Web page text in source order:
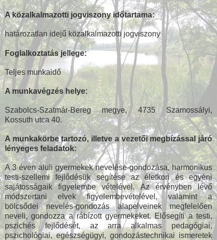
A közalkalmazotti jogviszony időtartama:
határozatlan idejű közalkalmazotti jogviszony
Foglalkoztatás jellege:
Teljes munkaidő
A munkavégzés helye:
Szabolcs-Szatmár-Bereg megye, 4735 Szamossályi,
Kossuth utca 40.
A munkakörbe tartozó, illetve a vezetői megbízással járó
lényeges feladatok:
A 3 éven aluli gyermekek nevelése-gondozása, harmonikus
testi-szellemi fejlődésük segítése az életkori és egyéni
sajátosságaik figyelembe vételével. Az érvényben lévő
módszertani elvek figyelembevételével, valamint a
bölcsődei nevelés-gondozás alapelveinek megfelelően
neveli, gondozza a rábízott gyermekeket. Elősegíti a testi,
pszichés fejlődését, az arra alkalmas pedagógiai,
pszichológiai, egészségügyi, gondozástechnikai ismeretek